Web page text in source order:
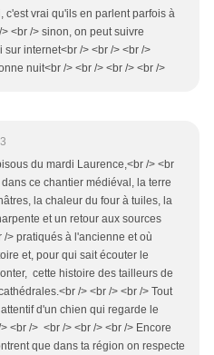
c'est vrai qu'ils en parlent parfois à
> <br /> sinon, on peut suivre
sur internet<br /> <br /> <br />
nuit<br /> <br /> <br /> <br />
du mardi Laurence,<br /> <br
ce chantier médiéval, la terre
la chaleur du four à tuiles, la
et un retour aux sources
> pratiqués à l'ancienne et où
et, pour qui sait écouter le
cette histoire des tailleurs de
/> <br /> <br /> Tout
d'un chien qui regarde le
<br /> <br /> <br /> <br /> Encore
que dans ta région on respecte